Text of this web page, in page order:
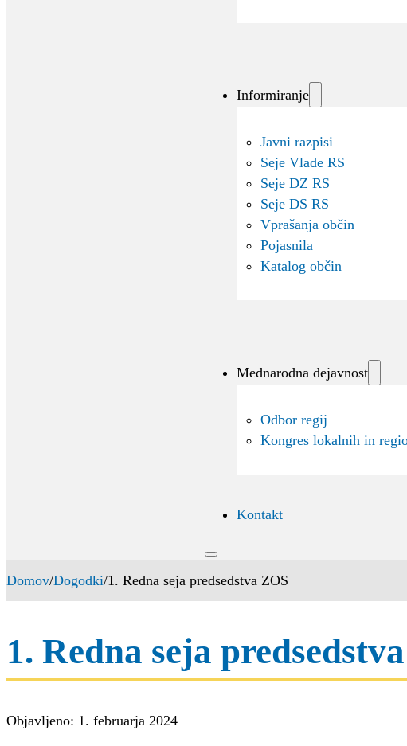
Informiranje
Javni razpisi
Seje Vlade RS
Seje DZ RS
Seje DS RS
Vprašanja občin
Pojasnila
Katalog občin
Mednarodna dejavnost
Odbor regij
Kongres lokalnih in
Kontakt
Domov/Dogodki/1. Redna seja predsedstva ZOS
1. Redna seja
Objavljeno: 1. februarja 2024